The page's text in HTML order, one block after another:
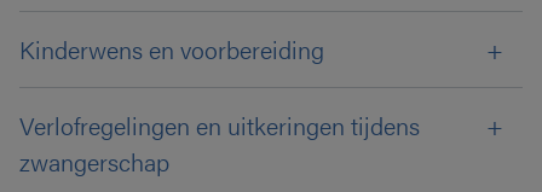
Kinderwens en voorbereiding
Verlofregelingen en uitkeringen tijdens
zwangerschap